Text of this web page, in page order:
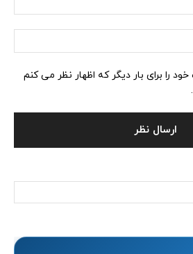
را برای بار دیگر که اظهار نظر می کنم